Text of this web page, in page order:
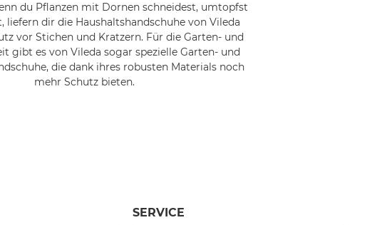
du Pflanzen mit Dornen schneidest, umtopfst
liefern dir die Haushaltshandschuhe von Vileda
vor Stichen und Kratzern. Für die Garten- und
gibt es von Vileda sogar spezielle Garten- und
die dank ihres robusten Materials noch
mehr Schutz bieten.
SERVICE